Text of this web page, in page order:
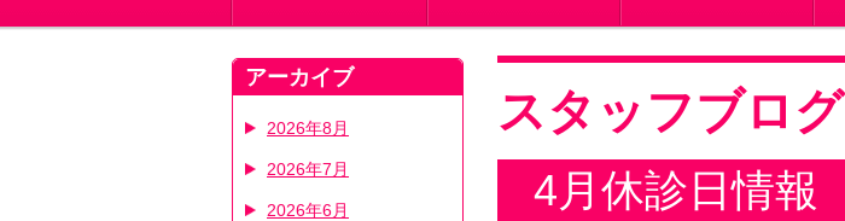
アーカイブ
2026年8月
2026年7月
2026年6月
スタッフブログ
4月休診日情報